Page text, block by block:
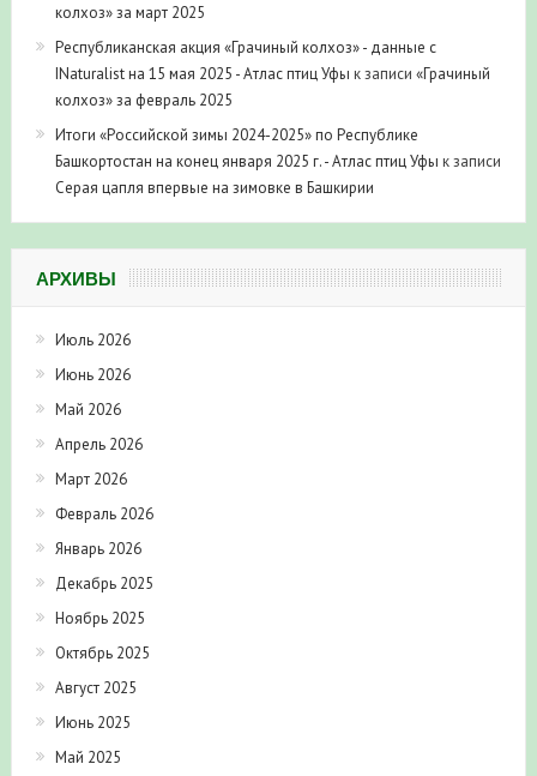
колхоз» за март 2025
Республиканская акция «Грачиный колхоз» - данные с
INaturalist на 15 мая 2025 - Атлас птиц Уфы к записи «Грачиный
колхоз» за февраль 2025
Итоги «Российской зимы 2024-2025» по Республике
Башкортостан на конец января 2025 г. - Атлас птиц Уфы к записи
Серая цапля впервые на зимовке в Башкирии
АРХИВЫ
Июль 2026
Июнь 2026
Май 2026
Апрель 2026
Март 2026
Февраль 2026
Январь 2026
Декабрь 2025
Ноябрь 2025
Октябрь 2025
Август 2025
Июнь 2025
Май 2025